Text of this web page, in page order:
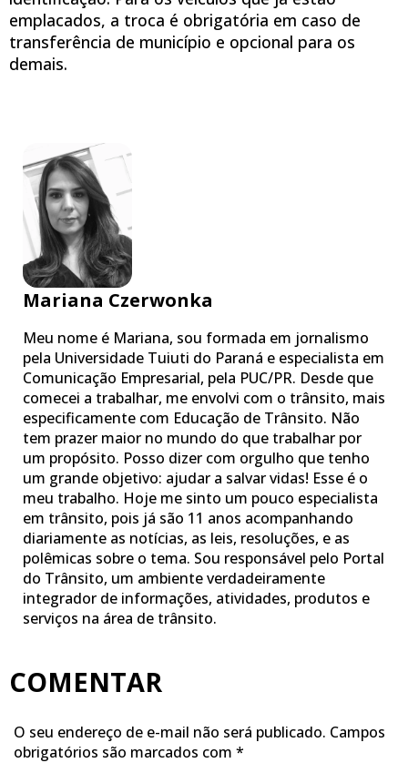
emplacados, a troca é obrigatória em caso de
transferência de município e opcional para os
demais.
Mariana Czerwonka
Meu nome é Mariana, sou formada em jornalismo
pela Universidade Tuiuti do Paraná e especialista em
Comunicação Empresarial, pela PUC/PR. Desde que
comecei a trabalhar, me envolvi com o trânsito, mais
especificamente com Educação de Trânsito. Não
tem prazer maior no mundo do que trabalhar por
um propósito. Posso dizer com orgulho que tenho
um grande objetivo: ajudar a salvar vidas! Esse é o
meu trabalho. Hoje me sinto um pouco especialista
em trânsito, pois já são 11 anos acompanhando
diariamente as notícias, as leis, resoluções, e as
polêmicas sobre o tema. Sou responsável pelo Portal
do Trânsito, um ambiente verdadeiramente
integrador de informações, atividades, produtos e
serviços na área de trânsito.
COMENTAR
O seu endereço de e-mail não será publicado. Campos
obrigatórios são marcados com *